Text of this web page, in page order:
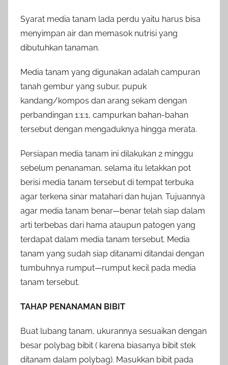
Syarat media tanam lada perdu yaitu harus bisa
menyimpan air dan memasok nutrisi yang
dibutuhkan tanaman.
Media tanam yang digunakan adalah campuran
tanah gembur yang subur, pupuk
kandang/kompos dan arang sekam dengan
perbandingan 1:1:1, campurkan bahan-bahan
tersebut dengan mengaduknya hingga merata.
Persiapan media tanam ini dilakukan 2 minggu
sebelum penanaman, selama itu letakkan pot
berisi media tanam tersebut di tempat terbuka
agar terkena sinar matahari dan hujan. Tujuannya
agar media tanam benar—benar telah siap dalam
arti terbebas dari hama ataupun patogen yang
terdapat dalam media tanam tersebut. Media
tanam yang sudah siap ditanami ditandai dengan
tumbuhnya rumput—rumput kecil pada media
tanam tersebut.
TAHAP PENANAMAN BIBIT
Buat lubang tanam, ukurannya sesuaikan dengan
besar polybag bibit ( karena biasanya bibit stek
ditanam dalam polybag). Masukkan bibit pada